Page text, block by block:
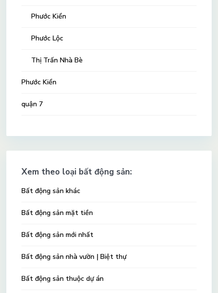
Phước Kiển
Phước Lộc
Thị Trấn Nhà Bè
Phước Kiển
quận 7
Xem theo loại bất động sản:
Bất động sản khác
Bất động sản mặt tiền
Bất động sản mới nhất
Bất động sản nhà vườn | Biệt thự
Bất động sản thuộc dự án